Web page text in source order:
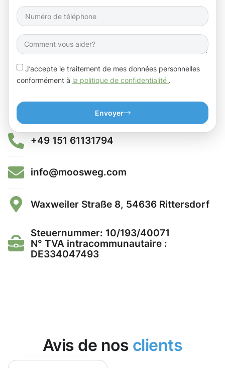
J’accepte le traitement de mes données personnelles
conformément à la politique de confidentialité .
Envoyer
+49 151 61131794
info@moosweg.com
Waxweiler Straße 8, 54636 Rittersdorf
Steuernummer: 10/193/40071
N° TVA intracommunautaire :
DE334047493
Avis de nos clients